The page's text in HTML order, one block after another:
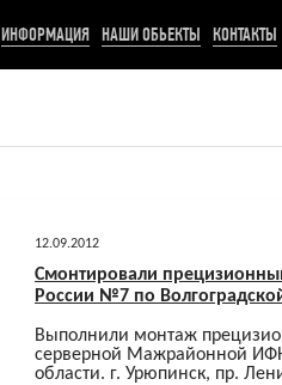
ИНФОРМАЦИЯ НАШИ ОБЬЕКТЫ КОНТАКТЫ
12.09.2012
Смонтировали
России №7 по
Выполнили монтаж
серверной Мажрайонной
области. г. Урюпинск, пр.